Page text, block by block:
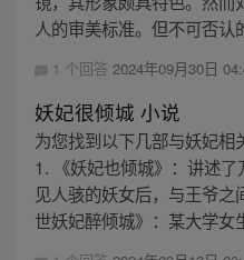
人的审美标准。但不可否
1 个回答 2024年09月30日
妖妃很倾城 小说
为您找到以下几部与妖妃相
1. 《妖妃也倾城》：讲述
见人骇的妖女后，与王爷
世妖妃醉倾城》：某大学女